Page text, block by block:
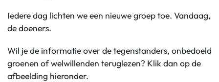
Iedere dag lichten we een nieuwe groep toe. Vandaag,
de doeners.
Wil je de informatie over de tegenstanders, onbedoeld
groenen of welwillenden teruglezen? Klik dan op de
afbeelding hieronder.